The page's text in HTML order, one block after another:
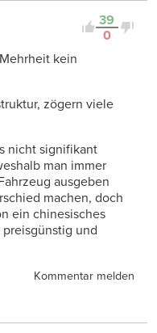
39
0
kein
zögern viele
nicht signifikant
man immer
ausgeben
machen, doch
ein chinesisches
und
Kommentar melden